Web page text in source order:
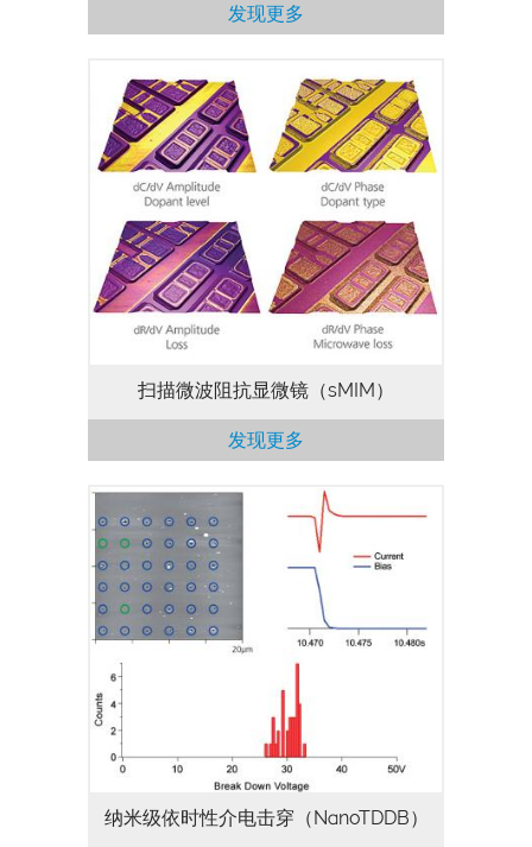
发现更多
利用sMIM，可以对金属、半导体和绝缘材
料进行纳米级的介电常数和导电性成像。该
技术适用于所有MFP-3D 原子力显微镜（除
了Origin型号以外）。
扫描微波阻抗显微镜（sMIM）
发现更多
利用NanoTDDB™，能够实现介质击穿表征
的纳米级精度。操作时可以施加恒定的电
压，或逐渐增加的偏压（最高达±220
V），同时利用一个导电的原子力显微镜探
针来监测电流 （适用于除Origin型号以外
所有的MFP-3D AFM。使用MFP-3D Infinity
时，电压范围是±150 V）。
纳米级依时性介电击穿（NanoTDDB）